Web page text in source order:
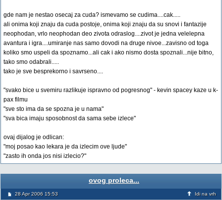
gde nam je nestao osecaj za cuda? ismevamo se cudima....cak.....
ali onima koji znaju da cuda postoje, onima koji znaju da su snovi i fantazije
neophodan, vrlo neophodan deo zivota odraslog....zivot je jedna velelepna
avantura i igra....umiranje nas samo dovodi na druge nivoe...zavisno od toga
koliko smo uspeli da spoznamo...ali cak i ako nismo dosta spoznali...nije bitno,
tako smo odabrali.....
tako je sve besprekorno i savrseno....
"svako bice u svemiru razlikuje ispravno od pogresnog" - kevin spacey kaze u k-
pax filmu
"sve sto ima da se spozna je u nama"
"sva bica imaju sposobnost da sama sebe izlece"
ovaj dijalog je odlican:
"moj posao kao lekara je da izlecim ove ljude"
"zasto ih onda jos nisi izlecio?"
ovog proleca...
28 Apr 2006 15:53 Idi na vrh